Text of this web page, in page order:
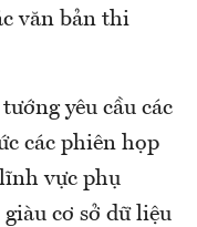
văn bản thi
yêu cầu các
các phiên họp
vực phụ
cơ sở dữ liệu